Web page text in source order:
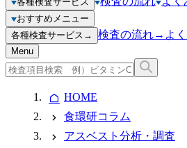
おすすめメニュー
各種検査サービス → 検査の流れ→ よ
Menu
HOME
食環研コラム
アスベスト分析・調査